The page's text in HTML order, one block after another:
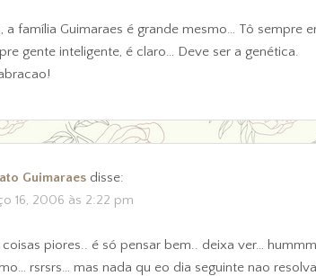
a família Guimaraes é grande mesmo… Tô sempre
gente inteligente, é claro… Deve ser a genética.
Guimaraes disse:
16, 2006 às 2:22 pm
coisas piores.. é só pensar bem.. deixa ver…
rsrsrs… mas nada qu eo dia seguinte nao